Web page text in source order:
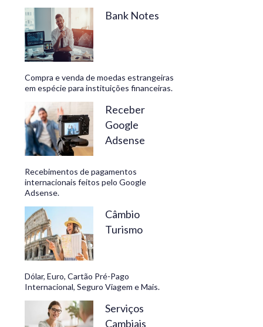
Bank Notes
Compra e venda de moedas estrangeiras
em espécie para instituições financeiras.
Receber
Google
Adsense
Recebimentos de pagamentos
internacionais feitos pelo Google
Adsense.
Câmbio
Turismo
Dólar, Euro, Cartão Pré-Pago
Internacional, Seguro Viagem e Mais.
Serviços
Cambiais